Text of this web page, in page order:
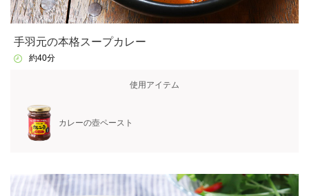
手羽元の本格スープカレー
約40分
使用アイテム
カレーの壺ペースト